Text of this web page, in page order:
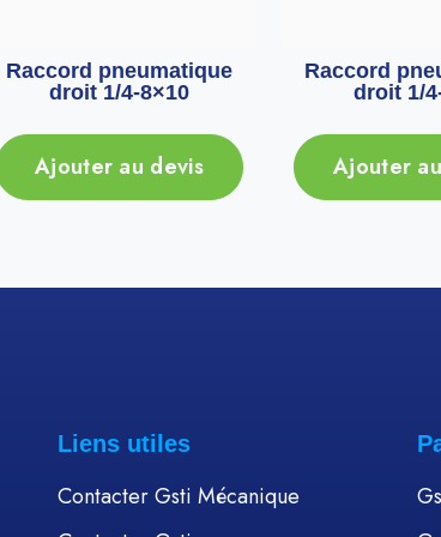
Raccord pneumatique
droit 1/4-8×10
Ajouter au devis
Raccord
droit 1/
Ajouter
Liens utiles
Contacter Gsti Mécanique